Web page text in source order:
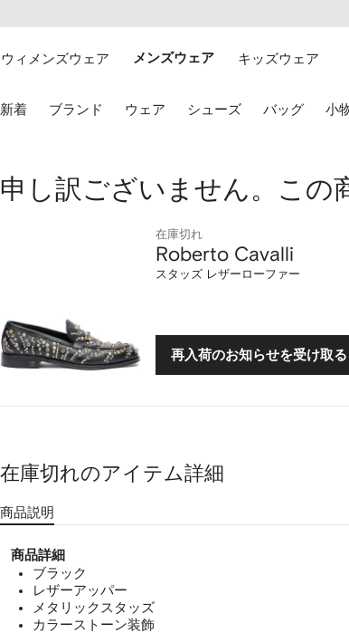
ン
に
す
け
ア
シ
ィ
ウィメンズウェア メンズウェア キッズウェア
新着 ブランド ウェア シューズ バッグ 小
Roberto
ッ
ズ
レ
ー
ロ
ー
フ
ァ
申し訳ございません。この
在庫切れ
Roberto Cavalli
スタッズ レザーローファー
再入荷のお知らせを受け取る
在庫切れのアイテム詳細
商品説明
商品詳細
ブラック
レザーアッパー
メタリックスタッズ
カラーストーン装飾